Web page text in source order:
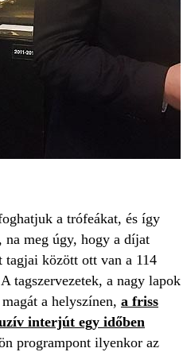
a trófeákat, és így
na meg úgy, hogy a díjat
tagjai között ott van a 114
tagszervezetek, a nagy lapok
a helyszínen, a friss
interjút egy időben
programpont ilyenkor az